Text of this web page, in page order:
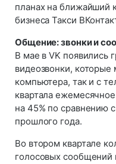
планах на ближайший
бизнеса Такси
Общение: звонки и
В мае в VK появились
видеозвонки,
компьютера, так и с
квартала
на 45% по сравнению
прошлого года.
Во втором квартале
голосовых сообщений